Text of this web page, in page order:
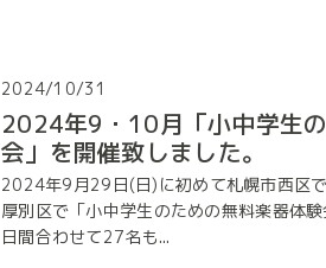
2024/10/31
2024年9・10月「小中学生
会」を開催致しました。
2024年9月29日(日)に初めて札幌市西区
厚別区で「小中学生のための無料楽器体
日間合わせて27名も...